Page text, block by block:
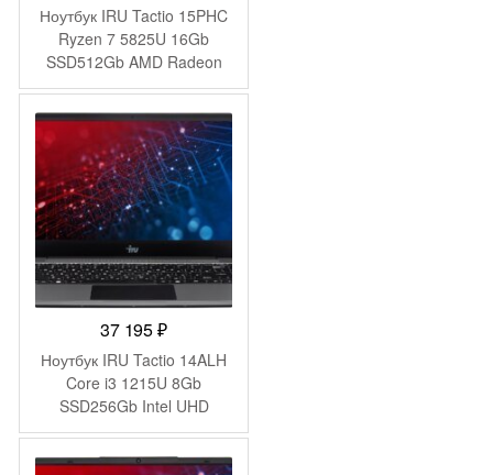
Ноутбук IRU Tactio 15PHC
Ryzen 7 5825U 16Gb
SSD512Gb AMD Radeon
Graphics 15.6″ IPS FHD
(1920×1080) Windows 11
Pro Multi Language black
WiFi BT Cam 4350mAh
(2046017)
37 195₽
Ноутбук IRU Tactio 14ALH
Core i3 1215U 8Gb
SSD256Gb Intel UHD
Graphics 14″ IPS FHD
(1920×1080) FreeDOS grey